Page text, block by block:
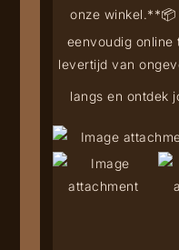
onze winkel.**📦
eenvoudig
levertijd van
langs en ontdek